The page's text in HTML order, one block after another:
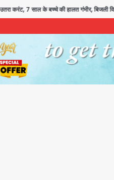
7 साल के बच्चे की हालत गंभीर, बिजली विभाग